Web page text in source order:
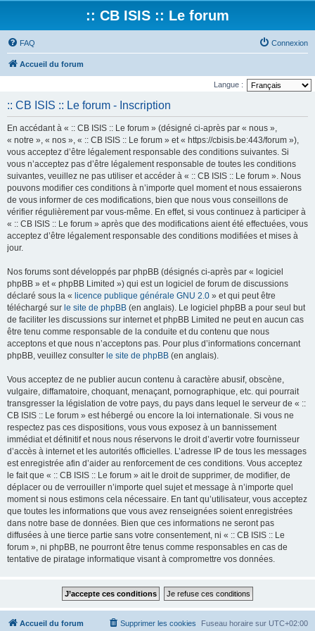
:: CB ISIS :: Le forum
FAQ Connexion
Accueil du forum
Langue :
:: CB ISIS :: Le forum - Inscription
En accédant à « :: CB ISIS :: Le forum » (désigné ci-après par « nous »,
« notre », « nos », « :: CB ISIS :: Le forum » et « https://cbisis.be:443/forum »),
vous acceptez d’être légalement responsable des conditions suivantes. Si
vous n’acceptez pas d’être légalement responsable de toutes les conditions
suivantes, veuillez ne pas utiliser et accéder à « :: CB ISIS :: Le forum ». Nous
pouvons modifier ces conditions à n’importe quel moment et nous essaierons
de vous informer de ces modifications, bien que nous vous conseillons de
vérifier régulièrement par vous-même. En effet, si vous continuez à participer à
« :: CB ISIS :: Le forum » après que des modifications aient été effectuées, vous
acceptez d’être légalement responsable des conditions modifiées et mises à
jour.
Nos forums sont développés par phpBB (désignés ci-après par « logiciel
phpBB » et « phpBB Limited ») qui est un logiciel de forum de discussions
déclaré sous la « licence publique générale GNU 2.0 » et qui peut être
téléchargé sur le site de phpBB (en anglais). Le logiciel phpBB a pour seul but
de faciliter les discussions sur internet et phpBB Limited ne peut en aucun cas
être tenu comme responsable de la conduite et du contenu que nous
acceptons et que nous n’acceptons pas. Pour plus d’informations concernant
phpBB, veuillez consulter le site de phpBB (en anglais).
Vous acceptez de ne publier aucun contenu à caractère abusif, obscène,
vulgaire, diffamatoire, choquant, menaçant, pornographique, etc. qui pourrait
transgresser la législation de votre pays, du pays dans lequel le serveur de « ::
CB ISIS :: Le forum » est hébergé ou encore la loi internationale. Si vous ne
respectez pas ces dispositions, vous vous exposez à un bannissement
immédiat et définitif et nous nous réservons le droit d’avertir votre fournisseur
d’accès à internet et les autorités officielles. L’adresse IP de tous les messages
est enregistrée afin d’aider au renforcement de ces conditions. Vous acceptez
le fait que « :: CB ISIS :: Le forum » ait le droit de supprimer, de modifier, de
déplacer ou de verrouiller n’importe quel sujet et message à n’importe quel
moment si nous estimons cela nécessaire. En tant qu’utilisateur, vous acceptez
que toutes les informations que vous avez renseignées soient enregistrées
dans notre base de données. Bien que ces informations ne seront pas
diffusées à une tierce partie sans votre consentement, ni « :: CB ISIS :: Le
forum », ni phpBB, ne pourront être tenus comme responsables en cas de
tentative de piratage informatique visant à compromettre vos données.
Accueil du forum Fuseau horaire sur UTC+02:00
Supprimer les cookies